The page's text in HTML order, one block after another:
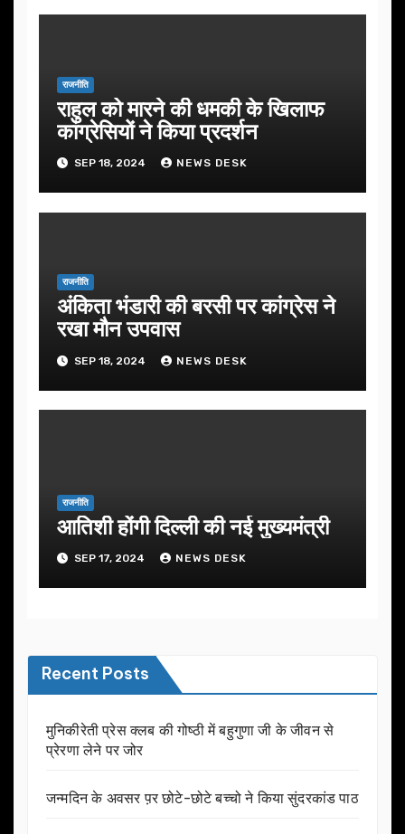
राजनीति
राहुल को मारने की धमकी के खिलाफ
कांग्रेसियों ने किया प्रदर्शन
SEP 18, 2024 NEWS DESK
राजनीति
अंकिता भंडारी की बरसी पर कांग्रेस ने
रखा मौन उपवास
SEP 18, 2024 NEWS DESK
राजनीति
आतिशी होंगी दिल्ली की नई मुख्यमंत्री
SEP 17, 2024 NEWS DESK
Recent Posts
मुनिकीरेती प्रेस क्लब की गोष्ठी में बहुगुणा जी के जीवन से
प्रेरणा लेने पर जोर
जन्मदिन के अवसर प़र छोटे-छोटे बच्चो ने किया सुंदरकांड पाठ